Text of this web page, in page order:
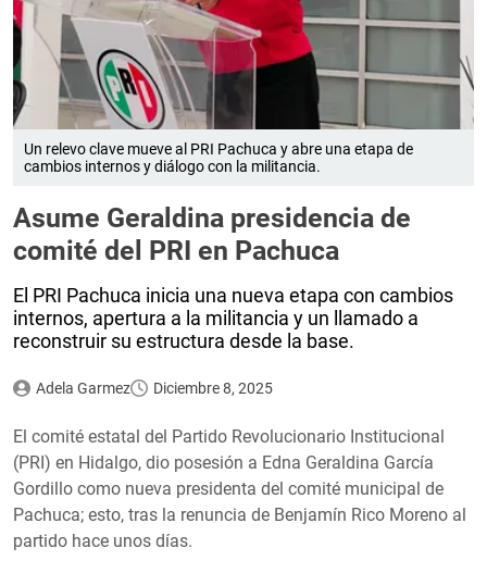
Un relevo clave mueve al PRI Pachuca y abre una etapa de
cambios internos y diálogo con la militancia.
Asume Geraldina presidencia de
comité del PRI en Pachuca
El PRI Pachuca inicia una nueva etapa con cambios
internos, apertura a la militancia y un llamado a
reconstruir su estructura desde la base.
Adela Garmez Diciembre 8, 2025
El comité estatal del Partido Revolucionario Institucional
(PRI) en Hidalgo, dio posesión a Edna Geraldina García
Gordillo como nueva presidenta del comité municipal de
Pachuca; esto, tras la renuncia de Benjamín Rico Moreno al
partido hace unos días.